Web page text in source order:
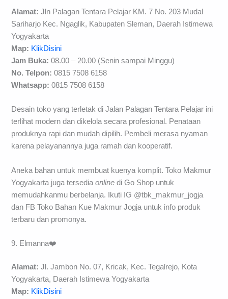
Alamat: Jln Palagan Tentara Pelajar KM. 7 No. 203 Mudal
Sariharjo Kec. Ngaglik, Kabupaten Sleman, Daerah Istimewa
Yogyakarta
Map: KlikDisini
Jam Buka: 08.00 – 20.00 (Senin sampai Minggu)
No. Telpon: 0815 7508 6158
Whatsapp: 0815 7508 6158
Desain toko yang terletak di Jalan Palagan Tentara Pelajar ini
terlihat modern dan dikelola secara profesional. Penataan
produknya rapi dan mudah dipilih. Pembeli merasa nyaman
karena pelayanannya juga ramah dan kooperatif.
Aneka bahan untuk membuat kuenya komplit. Toko Makmur
Yogyakarta juga tersediaonline di Go Shop untuk
memudahkanmu berbelanja. Ikuti IG @tbk_makmur_jogja
dan FB Toko Bahan Kue Makmur Jogja untuk info produk
terbaru dan promonya.
9. Elmanna❤️
Alamat: Jl. Jambon No. 07, Kricak, Kec. Tegalrejo, Kota
Yogyakarta, Daerah Istimewa Yogyakarta
Map: KlikDisini